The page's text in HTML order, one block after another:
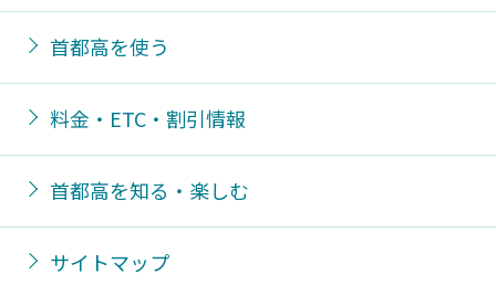
首都高を使う
料金・ETC・割引情報
首都高を知る・楽しむ
サイトマップ